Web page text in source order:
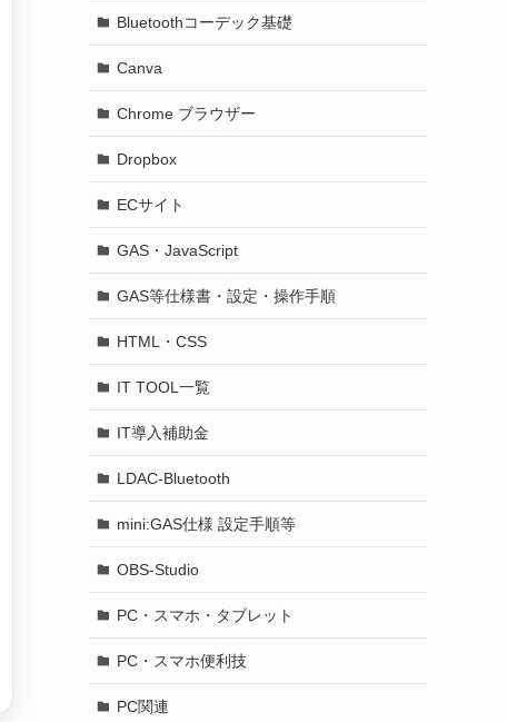
Bluetoothコーデック基礎
Canva
Chrome ブラウザー
Dropbox
ECサイト
GAS・JavaScript
GAS等仕様書・設定・操作手順
HTML・CSS
IT TOOL一覧
IT導入補助金
LDAC-Bluetooth
mini:GAS仕様 設定手順等
OBS-Studio
PC・スマホ・タブレット
PC・スマホ便利技
PC関連